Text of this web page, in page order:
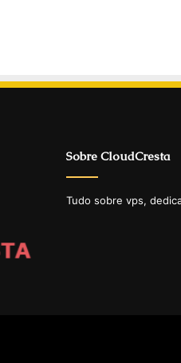
Sobre CloudCresta
Tudo sobre vps,